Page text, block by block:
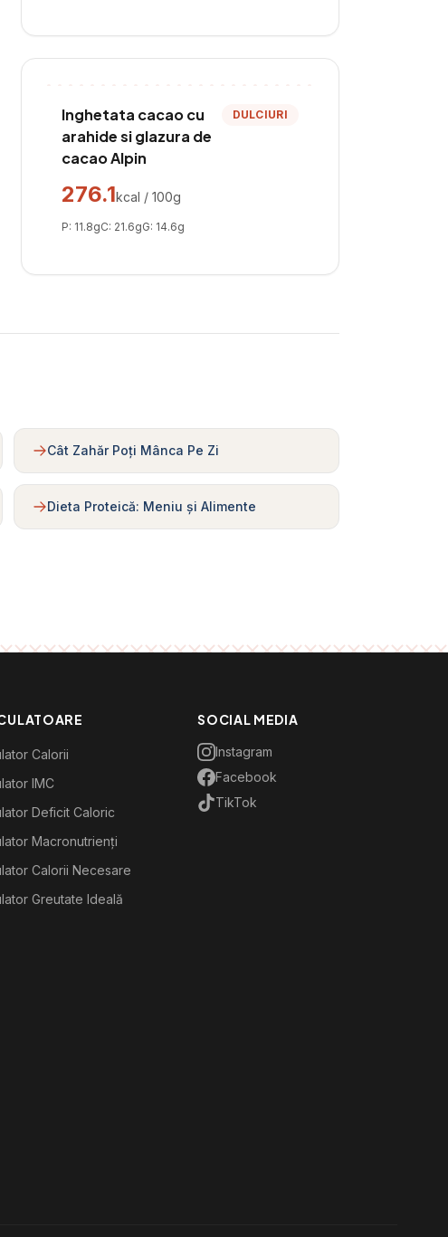
Inghetata cacao cu
arahide si glazura de
cacao Alpin
DULCIURI
276.1kcal / 100g
P: 11.8gC: 21.6gG: 14.6g
Cât Zahăr Poți Mânca Pe Zi
Dieta Proteică: Meniu și Alimente
Calorii
IMC
Deficit Caloric
Macronutrienți
Calorii Necesare
Greutate Ideală
SOCIAL MEDIA
Instagram
Facebook
TikTok